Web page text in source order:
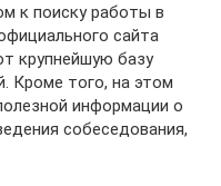
к поиску работы в
сайта
крупнейшую базу
Кроме того, на этом
информации о
собеседования,